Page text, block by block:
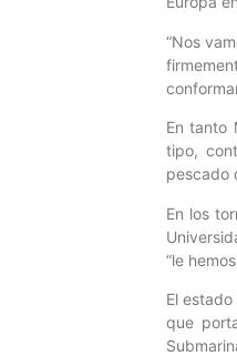
“Nos
En tanto
tipo,
pescado
En los
“le
El
que